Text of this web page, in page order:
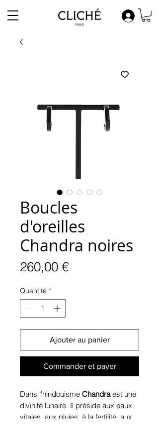
Boucles
d'oreilles
Chandra noires
260,00 €Prix
Quantité *
Ajouter au panier
Commander et payer
Dans l'hindouisme Chandraest une
divinité lunaire. Il préside aux eaux
vitales, aux pluies, à la fertilité, aux